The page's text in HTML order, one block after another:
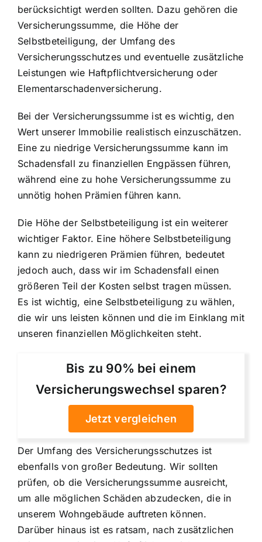
berücksichtigt werden sollten. Dazu gehören die
Versicherungssumme, die Höhe der
Selbstbeteiligung, der Umfang des
Versicherungsschutzes und eventuelle zusätzliche
Leistungen wie Haftpflichtversicherung oder
Elementarschadenversicherung.
Bei der Versicherungssumme ist es wichtig, den
Wert unserer Immobilie realistisch einzuschätzen.
Eine zu niedrige Versicherungssumme kann im
Schadensfall zu finanziellen Engpässen führen,
während eine zu hohe Versicherungssumme zu
unnötig hohen Prämien führen kann.
Die Höhe der Selbstbeteiligung ist ein weiterer
wichtiger Faktor. Eine höhere Selbstbeteiligung
kann zu niedrigeren Prämien führen, bedeutet
jedoch auch, dass wir im Schadensfall einen
größeren Teil der Kosten selbst tragen müssen.
Es ist wichtig, eine Selbstbeteiligung zu wählen,
die wir uns leisten können und die im Einklang mit
unseren finanziellen Möglichkeiten steht.
Bis zu 90% bei einem
Versicherungswechsel sparen?
Jetzt vergleichen
Der Umfang des Versicherungsschutzes ist
ebenfalls von großer Bedeutung. Wir sollten
prüfen, ob die Versicherungssumme ausreicht,
um alle möglichen Schäden abzudecken, die in
unserem Wohngebäude auftreten können.
Darüber hinaus ist es ratsam, nach zusätzlichen